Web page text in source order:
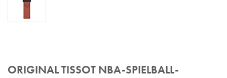
ORIGINAL TISSOT NBA-SPIELBALL-